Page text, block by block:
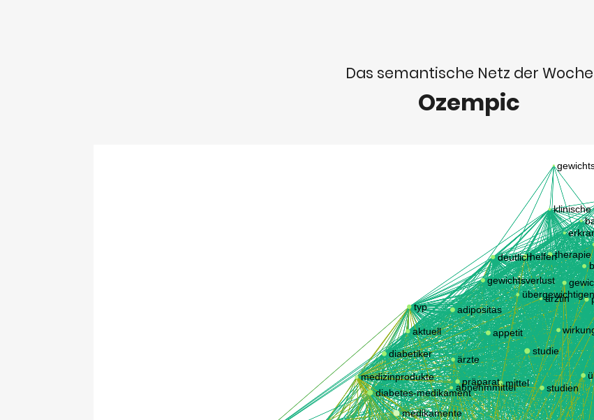
Das semantische Netz der Woche
Ozempic